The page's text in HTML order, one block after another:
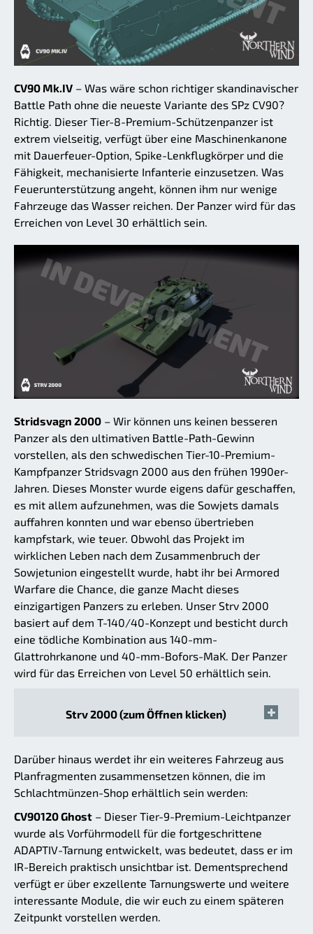
CV90 Mk.IV – Was wäre schon richtiger skandinavischer
Battle Path ohne die neueste Variante des SPz CV90?
Richtig. Dieser Tier-8-Premium-Schützenpanzer ist
extrem vielseitig, verfügt über eine Maschinenkanone
mit Dauerfeuer-Option, Spike-Lenkflugkörper und die
Fähigkeit, mechanisierte Infanterie einzusetzen. Was
Feuerunterstützung angeht, können ihm nur wenige
Fahrzeuge das Wasser reichen. Der Panzer wird für das
Erreichen von Level 30 erhältlich sein.
Stridsvagn 2000 – Wir können uns keinen besseren
Panzer als den ultimativen Battle-Path-Gewinn
vorstellen, als den schwedischen Tier-10-Premium-
Kampfpanzer Stridsvagn 2000 aus den frühen 1990er-
Jahren. Dieses Monster wurde eigens dafür geschaffen,
es mit allem aufzunehmen, was die Sowjets damals
auffahren konnten und war ebenso übertrieben
kampfstark, wie teuer. Obwohl das Projekt im
wirklichen Leben nach dem Zusammenbruch der
Sowjetunion eingestellt wurde, habt ihr bei Armored
Warfare die Chance, die ganze Macht dieses
einzigartigen Panzers zu erleben. Unser Strv 2000
basiert auf dem T-140/40-Konzept und besticht durch
eine tödliche Kombination aus 140-mm-
Glattrohrkanone und 40-mm-Bofors-MaK. Der Panzer
wird für das Erreichen von Level 50 erhältlich sein.
Strv 2000 (zum Öffnen klicken)
Darüber hinaus werdet ihr ein weiteres Fahrzeug aus
Planfragmenten zusammensetzen können, die im
Schlachtmünzen-Shop erhältlich sein werden:
CV90120 Ghost – Dieser Tier-9-Premium-Leichtpanzer
wurde als Vorführmodell für die fortgeschrittene
ADAPTIV-Tarnung entwickelt, was bedeutet, dass er im
IR-Bereich praktisch unsichtbar ist. Dementsprechend
verfügt er über exzellente Tarnungswerte und weitere
interessante Module, die wir euch zu einem späteren
Zeitpunkt vorstellen werden.